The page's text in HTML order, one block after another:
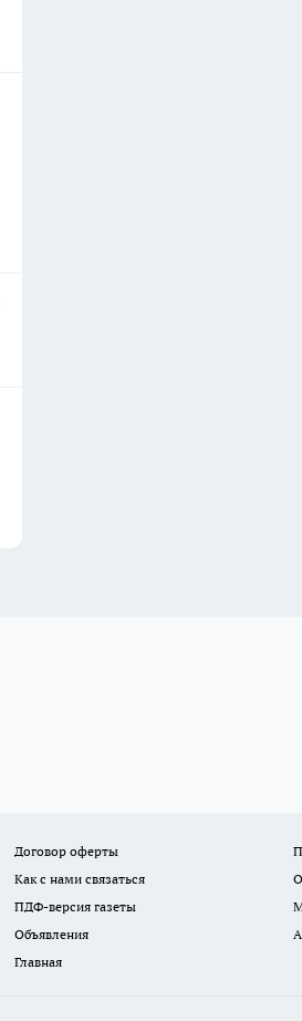
Договор оферты
Как с нами связаться
ПДФ-версия газеты
Объявления
Главная